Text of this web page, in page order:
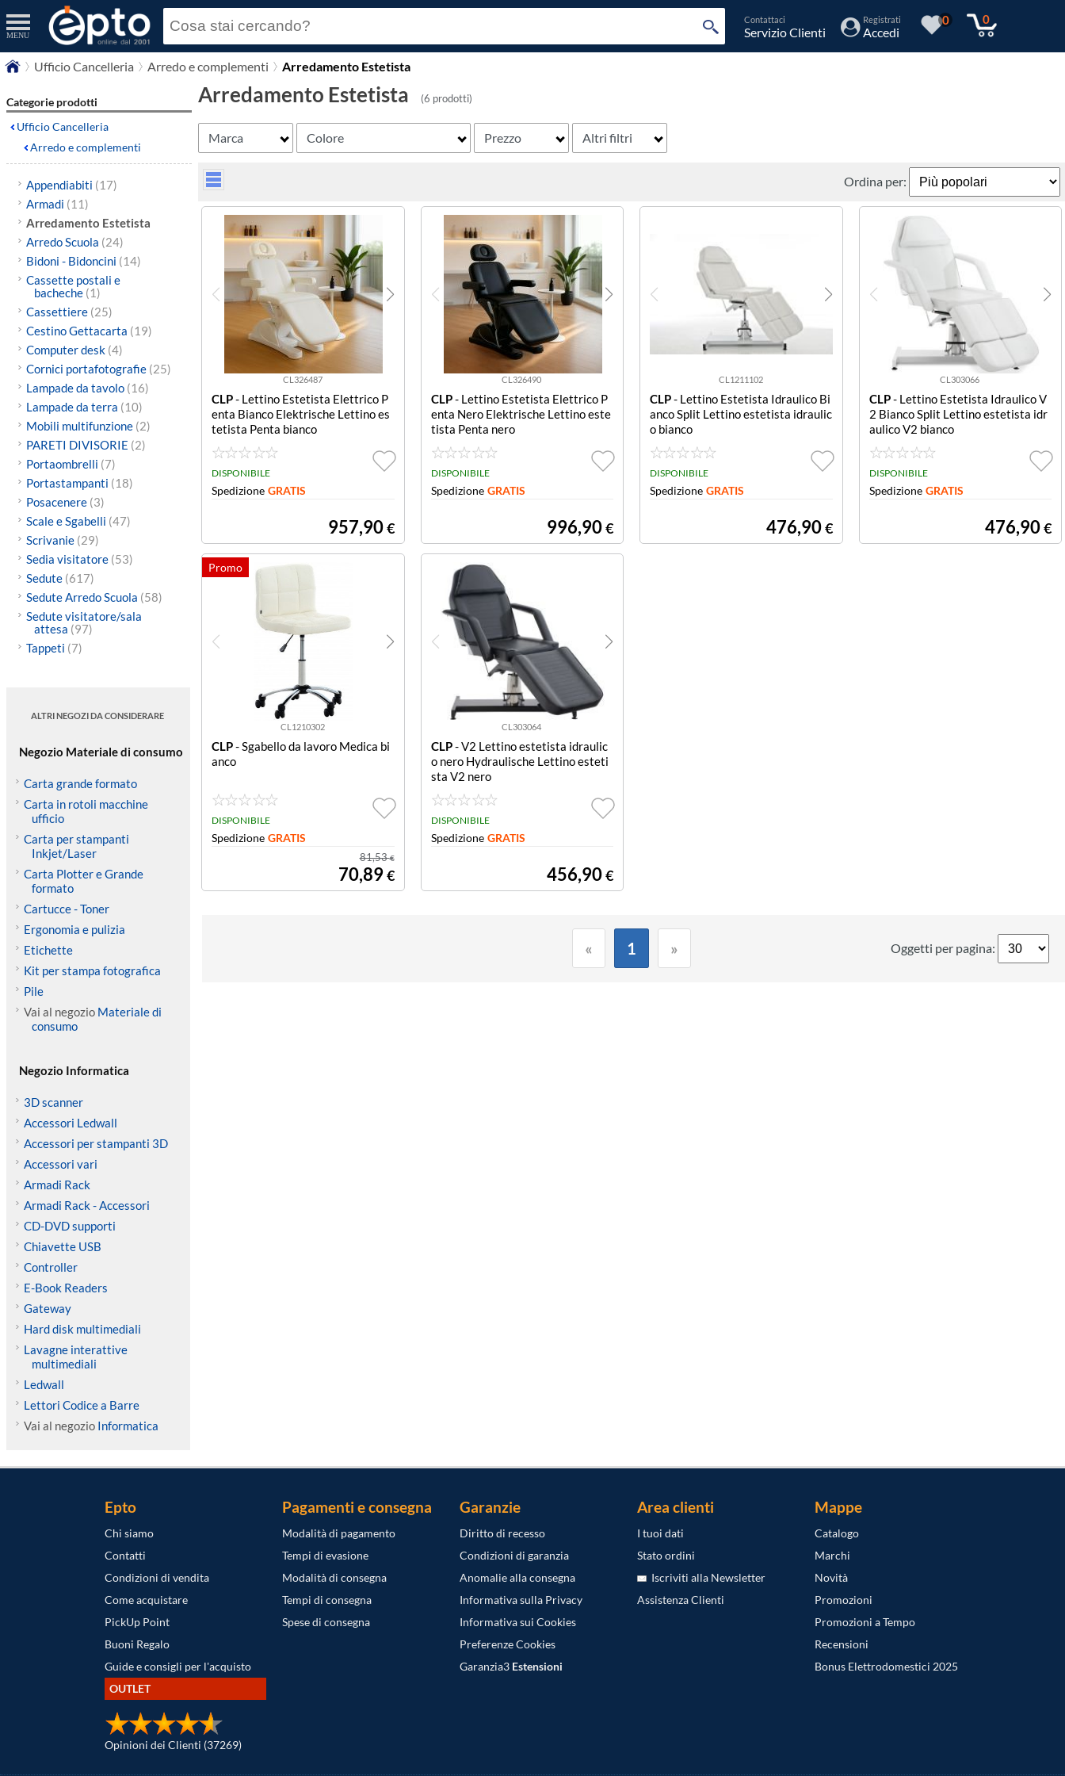
MENU
Contattaci
Servizio Clienti
Registrati
Accedi
0 0
Ufficio Cancelleria Arredo e complementi Arredamento Estetista
Categorie prodotti
Ufficio Cancelleria
Arredo e complementi
Appendiabiti (17)
Armadi (11)
Arredamento Estetista
Arredo Scuola (24)
Bidoni - Bidoncini (14)
Cassette postali e
bacheche (1)
Cassettiere (25)
Cestino Gettacarta (19)
Computer desk (4)
Cornici portafotografie (25)
Lampade da tavolo (16)
Lampade da terra (10)
Mobili multifunzione (2)
PARETI DIVISORIE (2)
Portaombrelli (7)
Portastampanti (18)
Posacenere (3)
Scale e Sgabelli (47)
Scrivanie (29)
Sedia visitatore (53)
Sedute (617)
Sedute Arredo Scuola (58)
Sedute visitatore/sala
attesa (97)
Tappeti (7)
ALTRI NEGOZI DA CONSIDERARE
Negozio Materiale di consumo
Carta grande formato
Carta in rotoli macchine
ufficio
Carta per stampanti
Inkjet/Laser
Carta Plotter e Grande
formato
Cartucce - Toner
Ergonomia e pulizia
Etichette
Kit per stampa fotografica
Pile
Vai al negozio Materiale di
consumo
Negozio Informatica
3D scanner
Accessori Ledwall
Accessori per stampanti 3D
Accessori vari
Armadi Rack
Armadi Rack - Accessori
CD-DVD supporti
Chiavette USB
Controller
E-Book Readers
Gateway
Hard disk multimediali
Lavagne interattive
multimediali
Ledwall
Lettori Codice a Barre
Vai al negozio Informatica
Arredamento Estetista (6 prodotti)
Marca Colore Prezzo Altri filtri
Ordina per:
CL326487
CLP- Lettino Estetista Elettrico P
enta Bianco Elektrische Lettino es
tetista Penta bianco
DISPONIBILE
Spedizione GRATIS
957,90€
CL326490
CLP- Lettino Estetista Elettrico P
enta Nero Elektrische Lettino este
tista Penta nero
DISPONIBILE
Spedizione GRATIS
996,90€
CL1211102
CLP- Lettino Estetista Idraulico Bi
anco Split Lettino estetista idraulic
o bianco
DISPONIBILE
Spedizione GRATIS
476,90€
CL303066
CLP- Lettino Estetista Idraulico V
2 Bianco Split Lettino estetista idr
aulico V2 bianco
DISPONIBILE
Spedizione GRATIS
476,90€
CL1210302
CLP- Sgabello da lavoro Medica bi
anco
DISPONIBILE
Spedizione GRATIS
81,53€
70,89€
CL303064
CLP- V2 Lettino estetista idraulic
o nero Hydraulische Lettino esteti
sta V2 nero
DISPONIBILE
Spedizione GRATIS
456,90€
« 1 » Oggetti per pagina:
Epto
Chi siamo
Contatti
Condizioni di vendita
Come acquistare
PickUp Point
Buoni Regalo
Guide e consigli per l'acquisto
OUTLET
Opinioni dei Clienti (37269)
Pagamenti e consegna
Modalità di pagamento
Tempi di evasione
Modalità di consegna
Tempi di consegna
Spese di consegna
Garanzie
Diritto di recesso
Condizioni di garanzia
Anomalie alla consegna
Informativa sulla Privacy
Informativa sui Cookies
Preferenze Cookies
Garanzia3 Estensioni
Area clienti
I tuoi dati
Stato ordini
Iscriviti alla Newsletter
Assistenza Clienti
Mappe
Catalogo
Marchi
Novità
Promozioni
Promozioni a Tempo
Recensioni
Bonus Elettrodomestici 2025